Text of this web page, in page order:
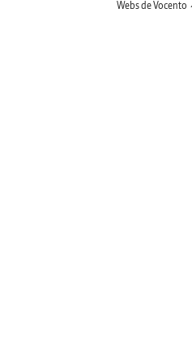
Webs de Vocento